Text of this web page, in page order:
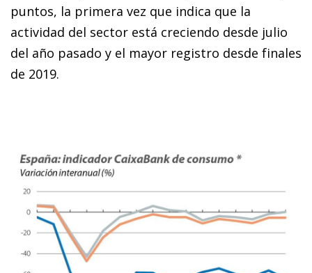
puntos, la primera vez que indica que la
actividad del sector está creciendo desde julio
del año pasado y el mayor registro desde finales
de 2019.